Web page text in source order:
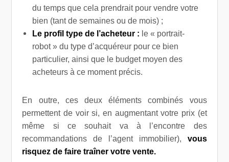
du temps que cela prendrait pour vendre votre
bien (tant de semaines ou de mois) ;
Le profil type de l’acheteur : le « portrait-
robot » du type d’acquéreur pour ce bien
particulier, ainsi que le budget moyen des
acheteurs à ce moment précis.
En outre, ces deux éléments combinés vous
permettent de voir si, en augmentant votre prix (et
même si ce souhait va à l’encontre des
recommandations de l’agent immobilier), vous
risquez de faire traîner votre vente.